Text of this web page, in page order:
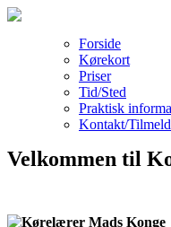
Forside
Kørekort
Priser
Tid/Sted
Praktisk
Kontakt/
Velkommen til